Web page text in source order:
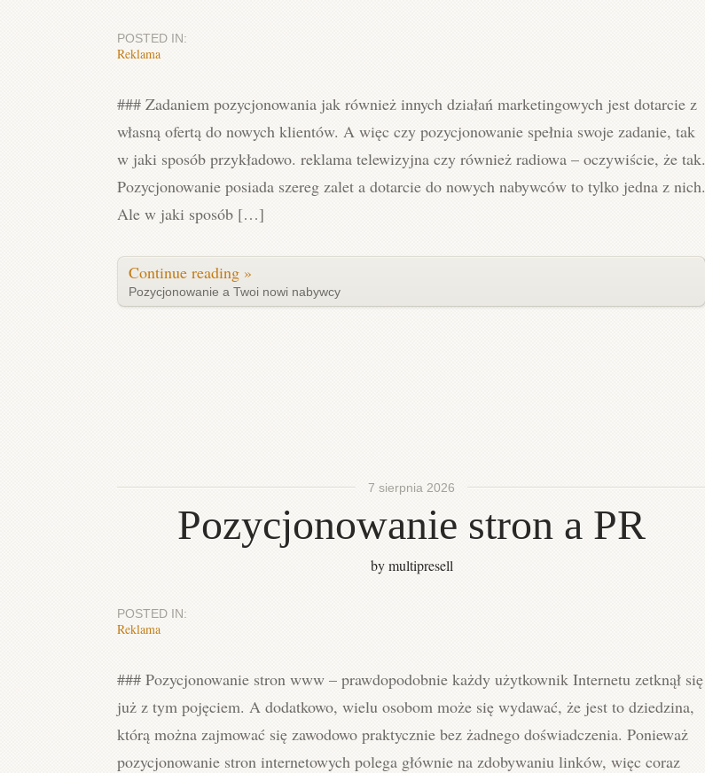
POSTED IN:
Reklama
### Zadaniem pozycjonowania jak również innych działań marketingowych jest dotarcie z
własną ofertą do nowych klientów. A więc czy pozycjonowanie spełnia swoje zadanie, tak
w jaki sposób przykładowo. reklama telewizyjna czy również radiowa – oczywiście, że tak.
Pozycjonowanie posiada szereg zalet a dotarcie do nowych nabywców to tylko jedna z nich.
Ale w jaki sposób […]
Continue reading »
Pozycjonowanie a Twoi nowi nabywcy
7 sierpnia 2026
Pozycjonowanie stron a PR
by multipresell
POSTED IN:
Reklama
### Pozycjonowanie stron www – prawdopodobnie każdy użytkownik Internetu zetknął się
już z tym pojęciem. A dodatkowo, wielu osobom może się wydawać, że jest to dziedzina,
którą można zajmować się zawodowo praktycznie bez żadnego doświadczenia. Ponieważ
pozycjonowanie stron internetowych polega głównie na zdobywaniu linków, więc coraz